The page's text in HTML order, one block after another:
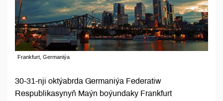
Frankfurt, Germaniýa
30-31-nji oktýabrda Germaniýa Federatiw
Respublikasynyň Maýn boýundaky Frankfurt